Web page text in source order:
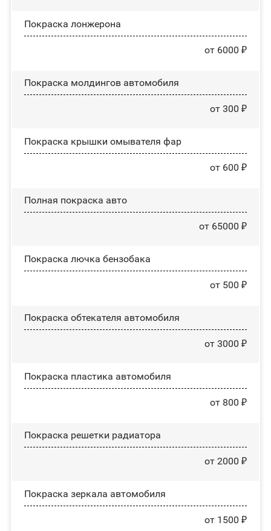
Покраска лонжерона
от 6000 ₽
Покраска молдингов автомобиля
от 300 ₽
Покраска крышки омывателя фар
от 600 ₽
Полная покраска авто
от 65000 ₽
Покраска лючка бензобака
от 500 ₽
Покраска обтекателя автомобиля
от 3000 ₽
Покраска пластика автомобиля
от 800 ₽
Покраска решетки радиатора
от 2000 ₽
Покраска зеркала автомобиля
от 1500 ₽